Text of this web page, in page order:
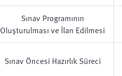
Sınav Programının
Oluşturulması ve İlan Edilmesi
Sınav Öncesi Hazırlık Süreci